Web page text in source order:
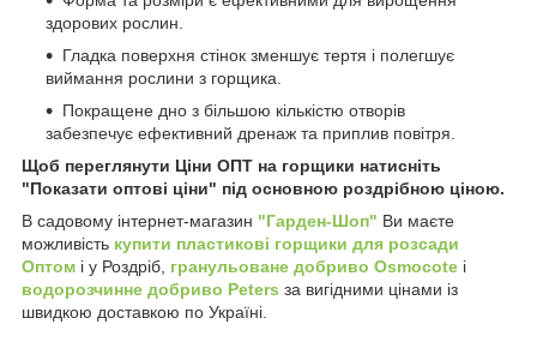
здорових рослин.
Гладка поверхня стінок зменшує тертя і полегшує
виймання рослини з горщика.
Покращене дно з більшою кількістю отворів
забезпечує ефективний дренаж та приплив повітря.
Щоб переглянути Ціни ОПТ на горщики натисніть
"Показати оптові ціни" під основною роздрібною ціною.
В садовому інтернет-магазин "Гарден-Шоп" Ви маєте
можливість купити пластикові горщики для розсади
Оптом і у Роздріб, гранульоване добриво Osmocote і
водорозчинне добриво Peters за вигідними цінами із
швидкою доставкою по Україні.